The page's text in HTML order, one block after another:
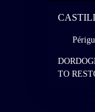
TO